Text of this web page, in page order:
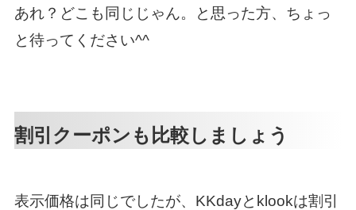
あれ？どこも同じじゃん。と思った方、ちょっ
と待ってください^^
割引クーポンも比較しましょう
表示価格は同じでしたが、KKdayとklookは割引